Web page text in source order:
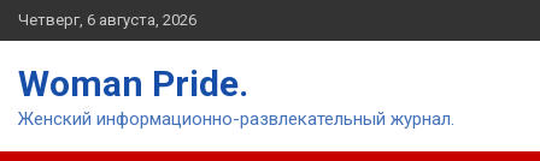
Перейти
к
Четверг, 6 августа, 2026
Woman Pride.
Женский информационно-развлекательный журнал.